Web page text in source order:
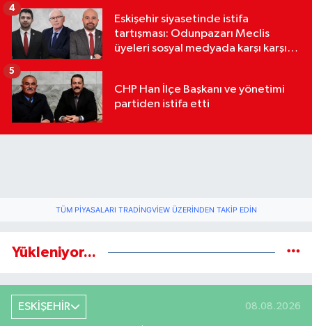
Eskişehir siyasetinde istifa
tartışması: Odunpazarı Meclis
üyeleri sosyal medyada karşı karşıya
4
CHP Han İlçe Başkanı ve yönetimi
partiden istifa etti
5
TÜM PIYASALARI TRADINGVIEW ÜZERINDEN TAKIP EDIN
Yükleniyor...
ESKİŞEHİR 08.08.2026